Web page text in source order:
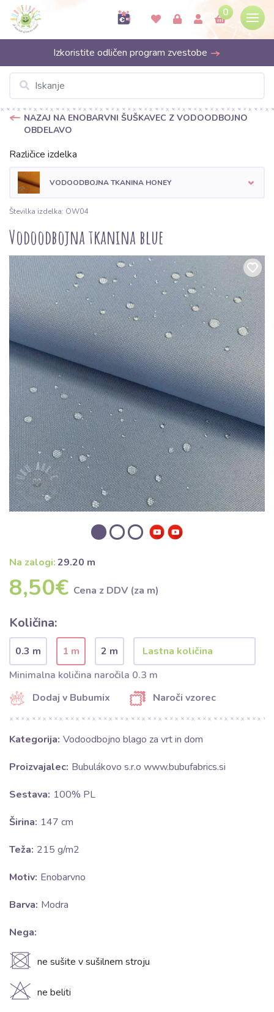
0
Izkoristite odličen program zvestobe
NAZAJ NA ENOBARVNI ŠUŠKAVEC Z VODOODBOJNO
OBDELAVO
Različice izdelka
VODOODBOJNA TKANINA HONEY
Številka izdelka: OW04
Vodoodbojna tkanina blue
Na zalogi:29.20 m
8,50€ Cena z DDV (za m)
Količina:
0.3 m 1 m
2 m
Minimalna količina naročila 0.3 m
Dodaj v Bubumix
Naroči vzorec
Kategorija: Vodoodbojno blago za vrt in dom
Proizvajalec: Bubulákovo s.r.o www.bubufabrics.si
Sestava: 100% PL
Širina: 147 cm
Teža: 215 g/m2
Motiv: Enobarvno
Barva: Modra
Nega:
U ne sušite v sušilnem stroju
H ne beliti